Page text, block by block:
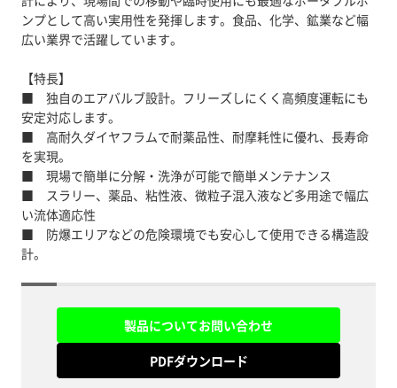
ンプとして高い実用性を発揮します。食品、化学、鉱業など幅
広い業界で活躍しています。
【特長】
■ 独自のエアバルブ設計。フリーズしにくく高頻度運転にも
安定対応します。
■ 高耐久ダイヤフラムで耐薬品性、耐摩耗性に優れ、長寿命
を実現。
■ 現場で簡単に分解・洗浄が可能で簡単メンテナンス
■ スラリー、薬品、粘性液、微粒子混入液など多用途で幅広
い流体適応性
■ 防爆エリアなどの危険環境でも安心して使用できる構造設
計。
製品についてお問い合わせ
PDFダウンロード